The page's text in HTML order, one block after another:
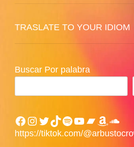
TRASLATE TO YOUR IDIOM
Buscar Por palabra
Facebook
Instagram
Twitter
TikTok
Spotify
YouTube
Bandcamp
Amazon
https://tiktok.com/